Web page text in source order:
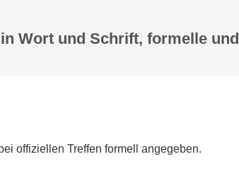
Wort und Schrift, formelle und
offiziellen Treffen formell angegeben.